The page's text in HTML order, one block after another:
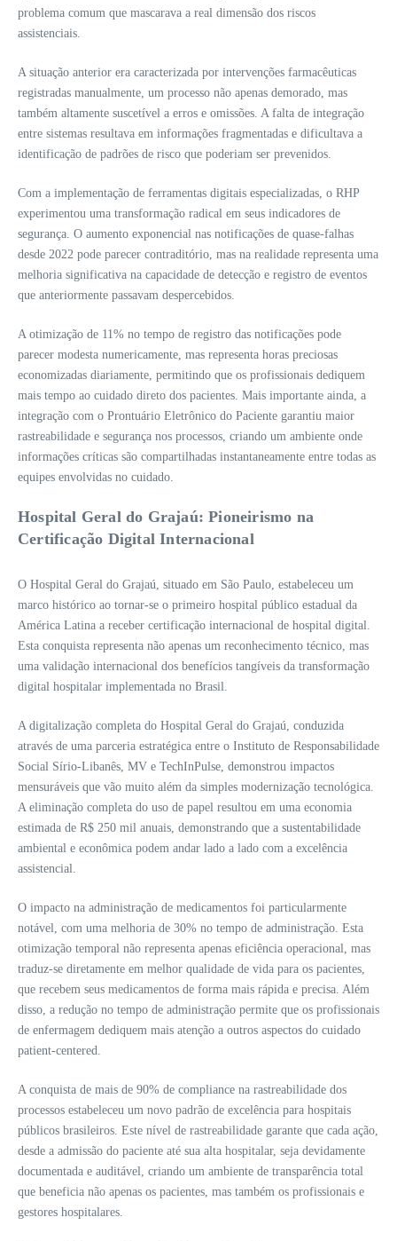
problema comum que mascarava a real dimensão dos riscos
assistenciais.
A situação anterior era caracterizada por intervenções farmacêuticas
registradas manualmente, um processo não apenas demorado, mas
também altamente suscetível a erros e omissões. A falta de integração
entre sistemas resultava em informações fragmentadas e dificultava a
identificação de padrões de risco que poderiam ser prevenidos.
Com a implementação de ferramentas digitais especializadas, o RHP
experimentou uma transformação radical em seus indicadores de
segurança. O aumento exponencial nas notificações de quase-falhas
desde 2022 pode parecer contraditório, mas na realidade representa uma
melhoria significativa na capacidade de detecção e registro de eventos
que anteriormente passavam despercebidos.
A otimização de 11% no tempo de registro das notificações pode
parecer modesta numericamente, mas representa horas preciosas
economizadas diariamente, permitindo que os profissionais dediquem
mais tempo ao cuidado direto dos pacientes. Mais importante ainda, a
integração com o Prontuário Eletrônico do Paciente garantiu maior
rastreabilidade e segurança nos processos, criando um ambiente onde
informações críticas são compartilhadas instantaneamente entre todas as
equipes envolvidas no cuidado.
Hospital Geral do Grajaú: Pioneirismo na
Certificação Digital Internacional
O Hospital Geral do Grajaú, situado em São Paulo, estabeleceu um
marco histórico ao tornar-se o primeiro hospital público estadual da
América Latina a receber certificação internacional de hospital digital.
Esta conquista representa não apenas um reconhecimento técnico, mas
uma validação internacional dos benefícios tangíveis da transformação
digital hospitalar implementada no Brasil.
A digitalização completa do Hospital Geral do Grajaú, conduzida
através de uma parceria estratégica entre o Instituto de Responsabilidade
Social Sírio-Libanês, MV e TechInPulse, demonstrou impactos
mensuráveis que vão muito além da simples modernização tecnológica.
A eliminação completa do uso de papel resultou em uma economia
estimada de R$ 250 mil anuais, demonstrando que a sustentabilidade
ambiental e econômica podem andar lado a lado com a excelência
assistencial.
O impacto na administração de medicamentos foi particularmente
notável, com uma melhoria de 30% no tempo de administração. Esta
otimização temporal não representa apenas eficiência operacional, mas
traduz-se diretamente em melhor qualidade de vida para os pacientes,
que recebem seus medicamentos de forma mais rápida e precisa. Além
disso, a redução no tempo de administração permite que os profissionais
de enfermagem dediquem mais atenção a outros aspectos do cuidado
patient-centered.
A conquista de mais de 90% de compliance na rastreabilidade dos
processos estabeleceu um novo padrão de excelência para hospitais
públicos brasileiros. Este nível de rastreabilidade garante que cada ação,
desde a admissão do paciente até sua alta hospitalar, seja devidamente
documentada e auditável, criando um ambiente de transparência total
que beneficia não apenas os pacientes, mas também os profissionais e
gestores hospitalares.